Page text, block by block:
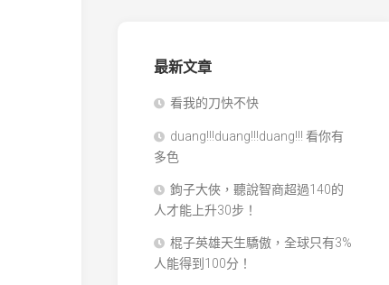
最新文章
看我的刀快不快
duang!!!duang!!!duang!!! 看你有
多色
鉤子大俠，聽說智商超過140的
人才能上升30步！
棍子英雄天生驕傲，全球只有3%
人能得到100分！